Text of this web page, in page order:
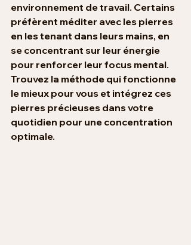
environnement de travail. Certains
préfèrent méditer avec les pierres
en les tenant dans leurs mains, en
se concentrant sur leur énergie
pour renforcer leur focus mental.
Trouvez la méthode qui fonctionne
le mieux pour vous et intégrez ces
pierres précieuses dans votre
quotidien pour une concentration
optimale.